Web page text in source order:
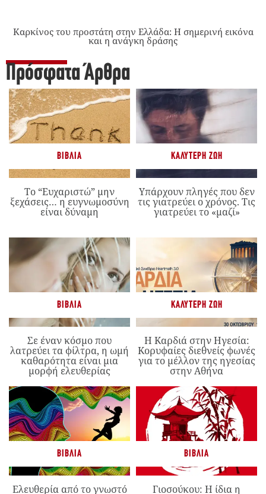
Καρκίνος του προστάτη στην Ελλάδα: Η σημερινή εικόνα
και η ανάγκη δράσης
Πρόσφατα Άρθρα
ΒΙΒΛΊΑ
Το “Ευχαριστώ” μην
ξεχάσεις… η ευγνωμοσύνη
είναι δύναμη
ΚΑΛΎΤΕΡΗ ΖΩΉ
Υπάρχουν πληγές που δεν
τις γιατρεύει ο χρόνος. Τις
γιατρεύει το «μαζί»
ΒΙΒΛΊΑ
Σε έναν κόσμο που
λατρεύει τα φίλτρα, η ωμή
καθαρότητα είναι μια
μορφή ελευθερίας
ΚΑΛΎΤΕΡΗ ΖΩΉ
Η Καρδιά στην Ηγεσία:
Κορυφαίες διεθνείς φωνές
για το μέλλον της ηγεσίας
στην Αθήνα
ΒΙΒΛΊΑ
Ελευθερία από το γνωστό
ΒΙΒΛΊΑ
Γιοσούκου: Η ίδια η